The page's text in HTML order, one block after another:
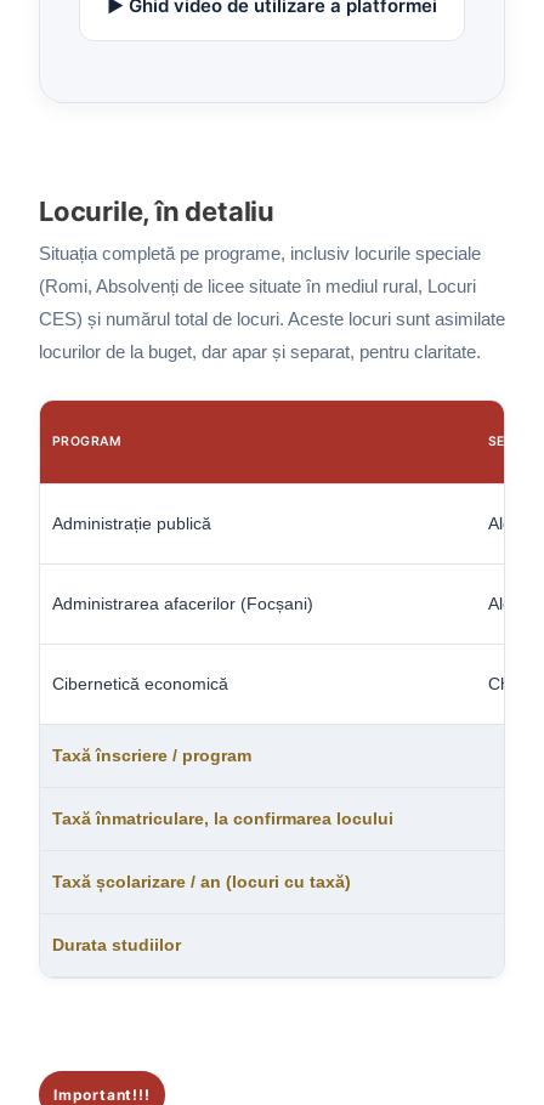
▶️ Ghid video de utilizare a platformei
Locurile, în detaliu
Situația completă pe programe, inclusiv locurile speciale
(Romi, Absolvenți de licee situate în mediul rural, Locuri
CES) și numărul total de locuri. Aceste locuri sunt asimilate
locurilor de la buget, dar apar și separat, pentru claritate.
PROGRAM
Administrație publică
Administrarea afacerilor (Focșani) Alexa
Cibernetică economică Chiriță
Taxă înscriere / program
Taxă înmatriculare, la confirmarea locului
Taxă școlarizare / an (locuri cu taxă)
Durata studiilor
Important!!!